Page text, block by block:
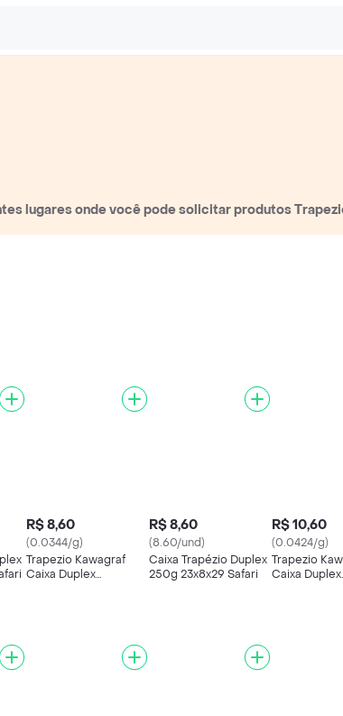
lugares onde você pode solicitar produtos
R$ 8,60
(0.0344/g)
Trapezio Kawagraf
Caixa Duplex
R$ 8,60
(8.60/und)
Caixa Trapézio Duplex
250g 23x8x29 Safari
R$ 10,60
(0.0424/g)
Trapezio
Caixa Duplex